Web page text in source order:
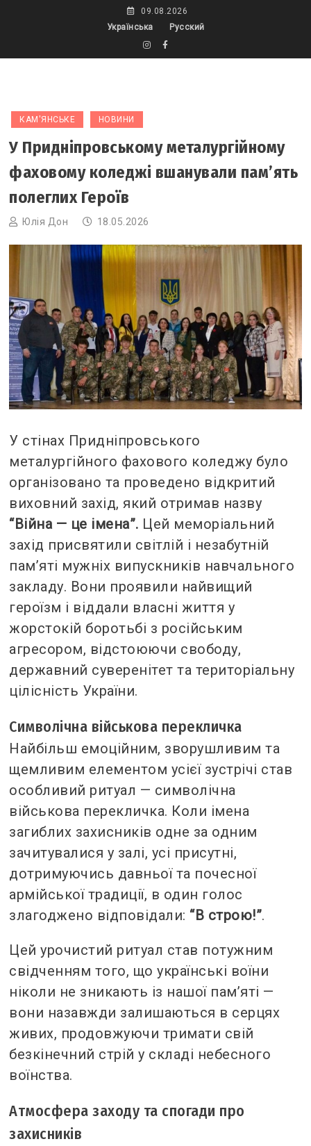
09.08.2026
Українська
Русский
КАМ'ЯНСЬКЕ НОВИНИ
У Придніпровському металургійному
фаховому коледжі вшанували пам’ять
полеглих Героїв
Юлія Дон 18.05.2026
У стінах Придніпровського
металургійного фахового коледжу було
організовано та проведено відкритий
виховний захід, який отримав назву
“Війна — це імена”. Цей меморіальний
захід присвятили світлій і незабутній
пам’яті мужніх випускників навчального
закладу. Вони проявили найвищий
героїзм і віддали власні життя у
жорстокій боротьбі з російським
агресором, відстоюючи свободу,
державний суверенітет та територіальну
цілісність України.
Символічна військова перекличка
Найбільш емоційним, зворушливим та
щемливим елементом усієї зустрічі став
особливий ритуал — символічна
військова перекличка. Коли імена
загиблих захисників одне за одним
зачитувалися у залі, усі присутні,
дотримуючись давньої та почесної
армійської традиції, в один голос
злагоджено відповідали: “В строю!”.
Цей урочистий ритуал став потужним
свідченням того, що українські воїни
ніколи не зникають із нашої пам’яті —
вони назавжди залишаються в серцях
живих, продовжуючи тримати свій
безкінечний стрій у складі небесного
воїнства.
Атмосфера заходу та спогади про
захисників